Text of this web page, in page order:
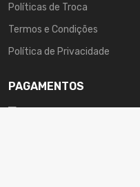
Políticas de Troca
Termos e Condições
Política de Privacidade
PAGAMENTOS